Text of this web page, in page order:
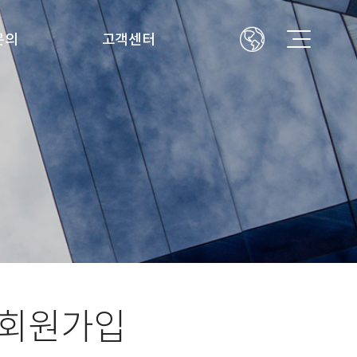
고객센터
공지사항
자주하는 질문
갤러리
자유게시판
대리점안내
원가입